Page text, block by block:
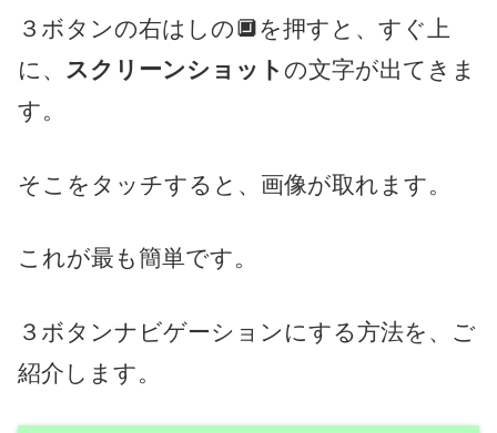
３ボタンの右はしの🔲を押すと、すぐ上
に、 スクリーンショット の文字が出てきま
す。
そこをタッチすると、画像が取れます。
これが最も簡単です。
３ボタンナビゲーションにする方法を、ご
紹介します。